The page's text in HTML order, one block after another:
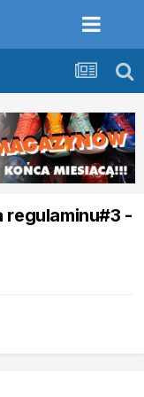
regulaminu#3 -